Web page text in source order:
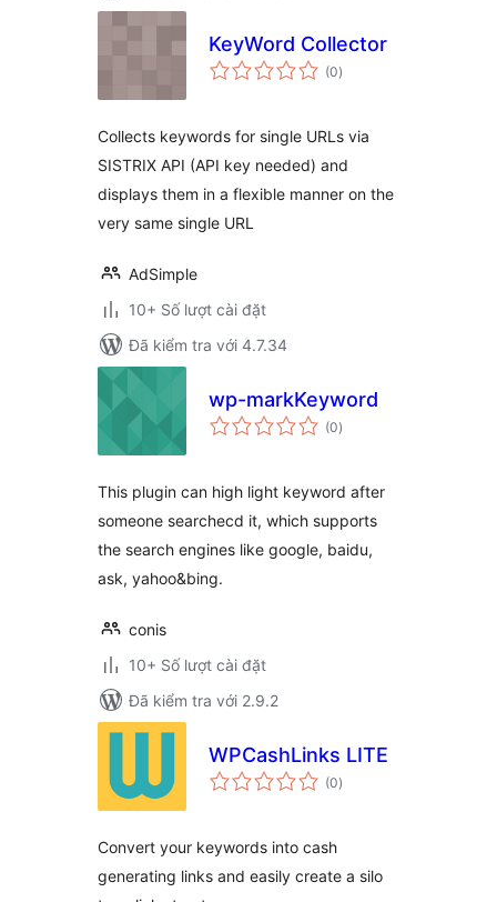
KeyWord Collector
(0tổng
đánh
)
Collects keywords for single URLs via
SISTRIX API (API key needed) and
displays them in a flexible manner on the
very same single URL
AdSimple
10+ Số lượt cài đặt
Đã kiểm tra với 4.7.34
wp-markKeyword
(0tổng
đánh
)
This plugin can high light keyword after
someone searchecd it, which supports
the search engines like google, baidu,
ask, yahoo&bing.
conis
10+ Số lượt cài đặt
Đã kiểm tra với 2.9.2
WPCashLinks LITE
(0tổng
đánh
)
Convert your keywords into cash
generating links and easily create a silo